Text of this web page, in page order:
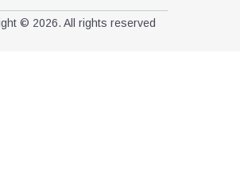
© 2026. All rights reserved